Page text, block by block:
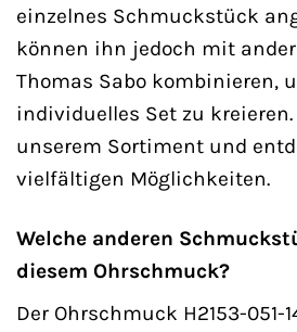
einzelnes Schmuckstück
können ihn jedoch mit
Thomas Sabo kombinieren,
individuelles Set zu
unserem Sortiment und
vielfältigen Möglichkeiten.
Welche anderen
diesem Ohrschmuck?
Der Ohrschmuck H2153-051-